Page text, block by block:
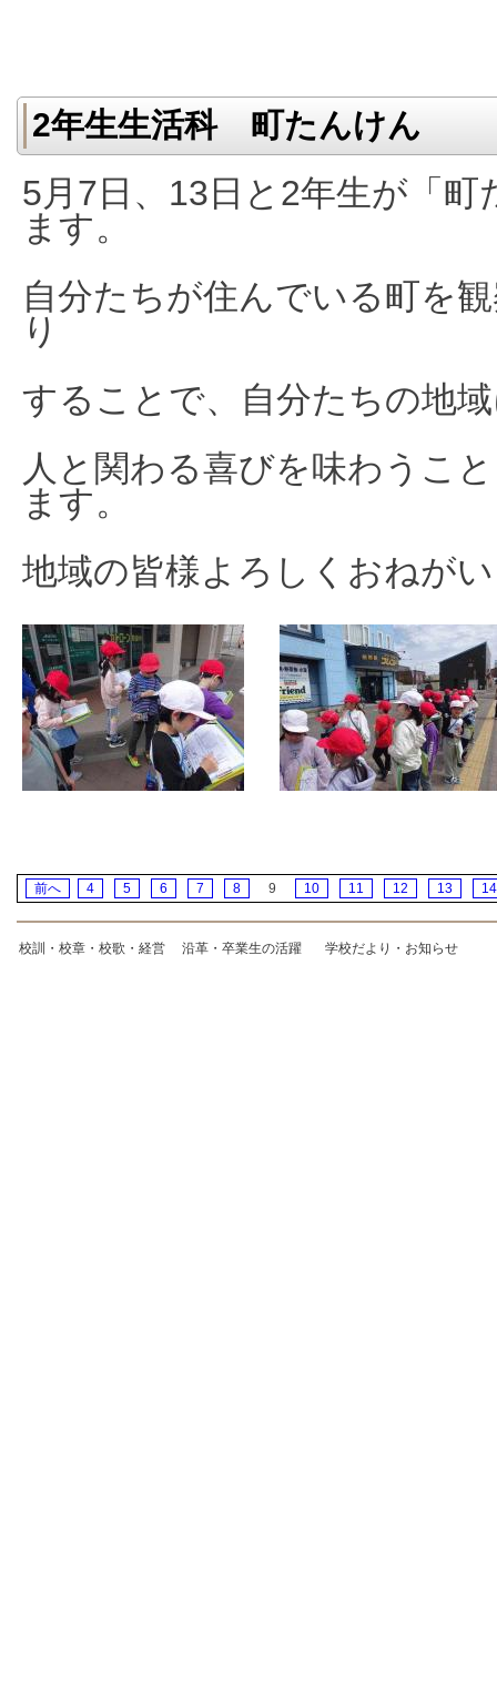
2年生生活科 町たんけん
5月7日、13日と2年生が「
ます。
自分たちが住んでいる町を
り
することで、自分たちの地
人と関わる喜びを味わうこ
ます。
地域の皆様よろしくおねが
前へ 4 5 6 7 8 9 10 11 12 13 14
校訓・校章・校歌・経営 沿革・卒業生の活躍 学校だより・お知らせ